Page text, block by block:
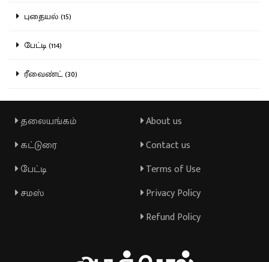
புதையல் (15)
பேட்டி (114)
ரீவைண்ட் (30)
தலையங்கம்
கட்டுரை
பேட்டி
சமஸ்
About us
Contact us
Terms of Use
Privacy Policy
Refund Policy